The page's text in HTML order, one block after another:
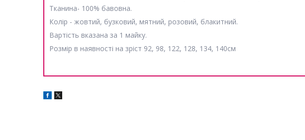
Тканина- 100% бавовна.
Колір - жовтий, бузковий, мятний, розовий, блакитний.
Вартість вказана за 1 майку.
Розмір в наявності на зріст 92, 98, 122, 128, 134, 140см